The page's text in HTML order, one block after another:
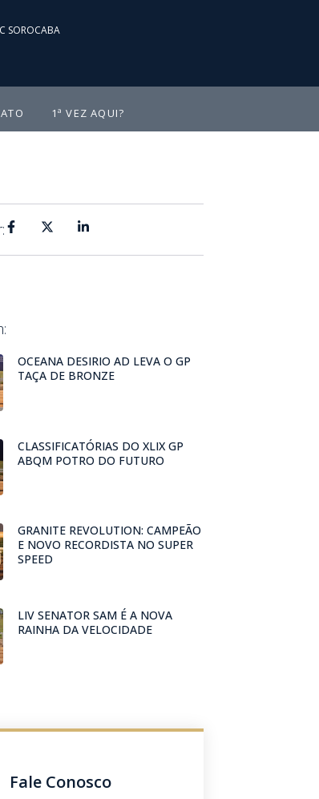
SOROCABA
1ª VEZ AQUI?
OCEANA DESIRIO AD LEVA O GP
TAÇA DE BRONZE
CLASSIFICATÓRIAS DO XLIX GP
ABQM POTRO DO FUTURO
GRANITE REVOLUTION: CAMPEÃO
E NOVO RECORDISTA NO SUPER
SPEED
LIV SENATOR SAM É A NOVA
RAINHA DA VELOCIDADE
Fale Conosco